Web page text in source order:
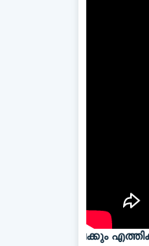
എത്തിക്കൂ